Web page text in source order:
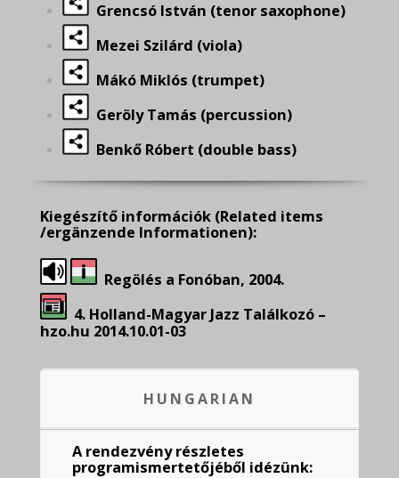
Grencsó István (tenor saxophone)
Mezei Szilárd (viola)
Mákó Miklós (trumpet)
Geröly Tamás (percussion)
Benkő Róbert (double bass)
Kiegészítő információk (Related items
/ergänzende Informationen):
Regölés a Fonóban, 2004.
4. Holland-Magyar Jazz Találkozó –
hzo.hu 2014.10.01-03
HUNGARIAN
A rendezvény részletes
programismertetőjéből idézünk: